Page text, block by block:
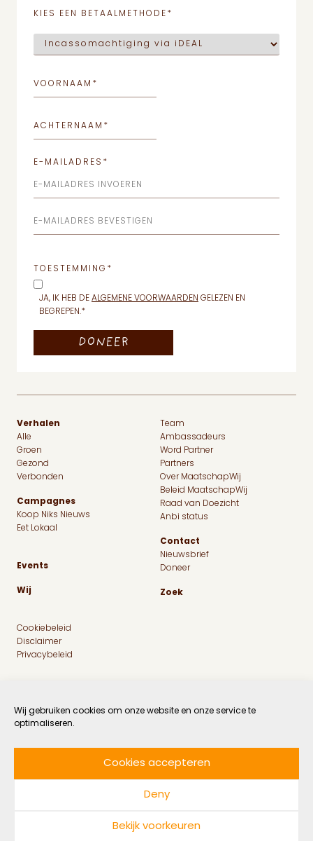
Wij gebruiken cookies om onze website en onze service te
optimaliseren.
Cookies accepteren
Deny
Bekijk voorkeuren
KIES EEN BETAALMETHODE *
VOORNAAM *
ACHTERNAAM *
E-MAILADRES *
TOESTEMMING *
JA, IK HEB DE ALGEMENE VOORWAARDEN GELEZEN EN
BEGREPEN.*
Verhalen
Alle
Groen
Gezond
Verbonden
Campagnes
Koop Niks Nieuws
Eet Lokaal
Events
Wij
Team
Ambassadeurs
Word Partner
Partners
Over MaatschapWij
Beleid MaatschapWij
Raad van Doezicht
Anbi status
Contact
Nieuwsbrief
Doneer
Zoek
Cookiebeleid
Disclaimer
Privacybeleid
InstagramLinkedin